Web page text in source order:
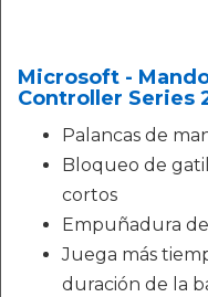
Microsoft -
Controller Series
Palancas de
Bloqueo de
cortos
Empuñadura
Juega más
duración de la